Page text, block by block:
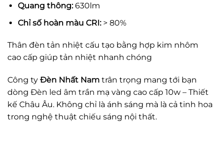
Quang thông:630lm
Chỉ số hoàn màu CRI:> 80%
Thân đèn tản nhiệt cấu tạo bằng hợp kim nhôm
cao cấp giúp tản nhiệt nhanh chóng
Công ty Đèn Nhất Nam trân trọng mang tới bạn
dòng Đèn led âm trần mạ vàng cao cấp 10w – Thiết
kế Châu Âu. Không chỉ là ánh sáng mà là cả tinh hoa
trong nghệ thuật chiếu sáng nội thất.